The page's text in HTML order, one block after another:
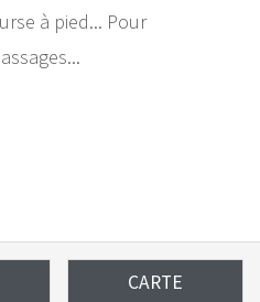
à pied... Pour
CARTE